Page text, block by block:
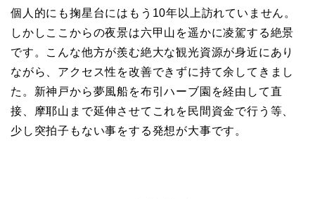
個人的にも掬星台にはもう10年以上訪れていません。
しかしここからの夜景は六甲山を遥かに凌駕する絶景
です。こんな他方が羨む絶大な観光資源が身近にあり
ながら、アクセス性を改善できずに持て余してきまし
た。新神戸から夢風船を布引ハーブ園を経由して直
接、摩耶山まで延伸させてこれを民間資金で行う等、
少し突拍子もない事をする発想が大事です。